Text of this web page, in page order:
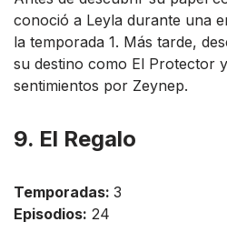
conoció a Leyla durante una
la temporada 1. Más tarde,
su destino como El Protector
sentimientos por Zeynep.
9. El Regalo
Temporadas: 3
Episodios: 24